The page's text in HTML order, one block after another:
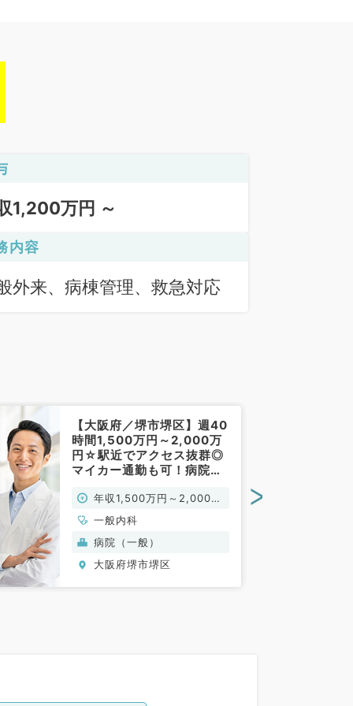
1,200万円 ～
内容
外来、病棟管理、救急対応
【大阪府／堺市堺区】週40
時間1,500万円～2,000万
円☆駅近でアクセス抜群◎
マイカー通勤も可！病院に
器内科／常勤）
年収1,500万円～2,000万
一般内科
病院（一般）
大阪府堺市堺区
>